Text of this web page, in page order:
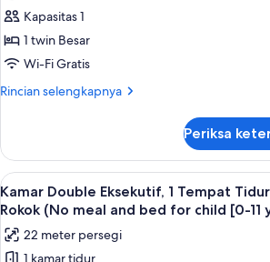
y/o])
and
bed
for
[0-
11
Single
Standar,
Boleh
Merokok
No
meal
/
bed
for
0-
Kapasitas 1
1 twin Besar
Wi-Fi Gratis
Rincian selengkapnya
Rincian
Kamar
Single
Standar,
Boleh
Merokok
(130cm
bed,
Periksa
Lihat
semua
foto
untuk
Meja
18
Kamar Double Eksekutif, 1 Tempat
Rokok (No meal and bed for child [0-11
22 meter persegi
1 kamar tidur